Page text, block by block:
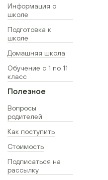
Информация о
школе
Подготовка к
школе
Домашняя школа
Обучение с 1 по 11
класс
Полезное
Вопросы
родителей
Как поступить
Стоимость
Подписаться на
рассылку